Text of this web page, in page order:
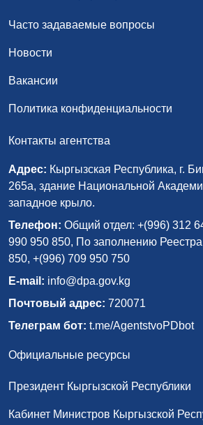
Часто задаваемые вопросы
Новости
Вакансии
Политика конфиденциальности
Контакты агентства
Адрес: Кыргызская Республика, г.
265а, здание Национальной
западное крыло.
Телефон: Общий отдел: +(996) 312
990 950 850, По заполнению
850, +(996) 709 950 750
E-mail: info@dpa.gov.kg
Почтовый адрес: 720071
Телеграм бот: t.me/AgentstvoPDbot
Официальные ресурсы
Президент Кыргызской Республики
Кабинет Министров Кыргызской